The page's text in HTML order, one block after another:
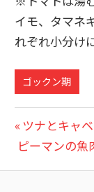
イモ、タマネ
れぞれ小分け
ゴックン期
投
稿
前
の
ツナとキャ
次
ピーマンの